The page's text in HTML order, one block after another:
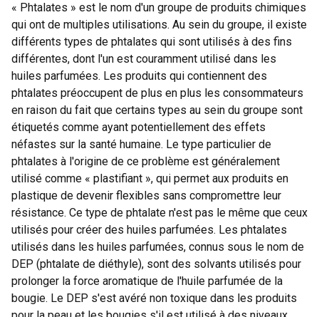
« Phtalates » est le nom d'un groupe de produits chimiques
qui ont de multiples utilisations. Au sein du groupe, il existe
différents types de phtalates qui sont utilisés à des fins
différentes, dont l'un est couramment utilisé dans les
huiles parfumées. Les produits qui contiennent des
phtalates préoccupent de plus en plus les consommateurs
en raison du fait que certains types au sein du groupe sont
étiquetés comme ayant potentiellement des effets
néfastes sur la santé humaine. Le type particulier de
phtalates à l'origine de ce problème est généralement
utilisé comme « plastifiant », qui permet aux produits en
plastique de devenir flexibles sans compromettre leur
résistance. Ce type de phtalate n'est pas le même que ceux
utilisés pour créer des huiles parfumées. Les phtalates
utilisés dans les huiles parfumées, connus sous le nom de
DEP (phtalate de diéthyle), sont des solvants utilisés pour
prolonger la force aromatique de l'huile parfumée de la
bougie. Le DEP s'est avéré non toxique dans les produits